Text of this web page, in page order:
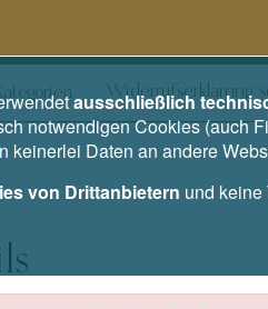
Widerrufserklärung
ausschließlich
notwendigen Cookies (auch
keinerlei Daten an andere
von Drittanbietern und